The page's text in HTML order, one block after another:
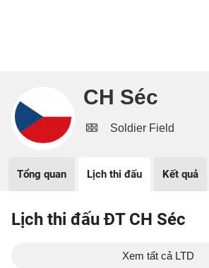
CH Séc
Soldier Field
Tổng quan Lịch thi đấu Kết quả
Lịch thi đấu ĐT CH Séc
Xem tất cả LTD